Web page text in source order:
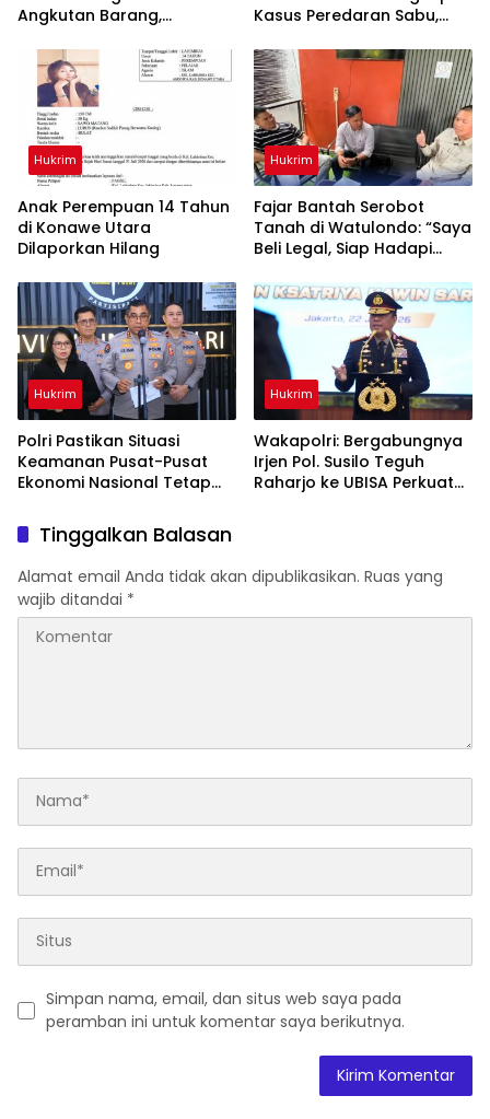
Angkutan Barang,
Kendaraan Demi
Keselamatan Berlalu Lintas
Kasus Peredaran Sabu,
Diamankan
Hukrim
Anak Perempuan 14 Tahun
di Konawe Utara
Dilaporkan Hilang
Hukrim
‎Fajar Bantah Serobot
Tanah di Watulondo: “Saya
Beli Legal, Siap Hadapi
Hukrim
Polri Pastikan Situasi
Keamanan Pusat-Pusat
Ekonomi Nasional Tetap
Hukrim
Wakapolri: Bergabungnya
Irjen Pol. Susilo Teguh
Raharjo ke UBISA Perkuat
Tinggalkan Balasan
Alamat email Anda tidak akan dipublikasikan. Ruas yang
wajib ditandai *
Simpan nama, email, dan situs web saya pada
peramban ini untuk komentar saya berikutnya.